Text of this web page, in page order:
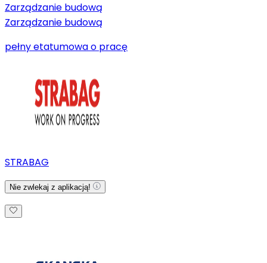
Zarządzanie budową
Zarządzanie budową
pełny etatumowa o pracę
STRABAG
Nie zwlekaj z aplikacją!